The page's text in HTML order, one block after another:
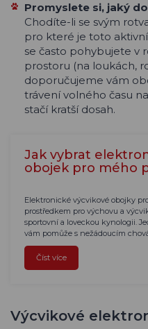
Promyslete si, jaký
Chodíte-li se svým
pro které je toto
se často pohybujete v
prostoru (na loukách,
doporučujeme vám
trávení volného času
stačí kratší dosah.
Jak vybrat
obojek pro mého
Elektronické výcvikové obojky
prostředkem pro výchovu a
sportovní a loveckou kynologii.
vám pomůže s nežádoucím
Číst více
Výcvikové